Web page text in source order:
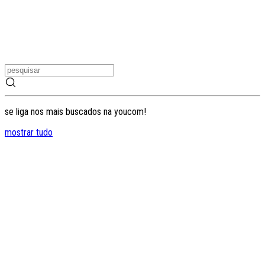
se liga nos mais buscados na youcom!
mostrar tudo